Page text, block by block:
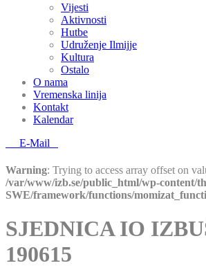
Vijesti
Aktivnosti
Hutbe
Udruženje Ilmijje
Kultura
Ostalo
O nama
Vremenska linija
Kontakt
Kalendar
E-Mail
Warning: Trying to access array offset on
/var/www/izb.se/public_html/wp-content/
SWE/framework/functions/
SJEDNICA IO
190615